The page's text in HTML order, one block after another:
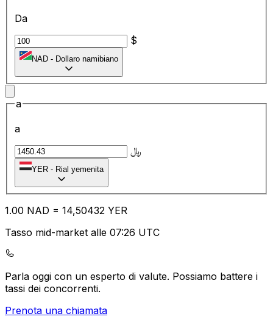
Da
$
NAD - Dollaro namibiano
a
a
﷼
YER - Rial yemenita
1.00 NAD = 14,50432 YER
Tasso mid-market alle 07:26 UTC
Parla oggi con un esperto di valute. Possiamo battere i
tassi dei concorrenti.
Prenota una chiamata